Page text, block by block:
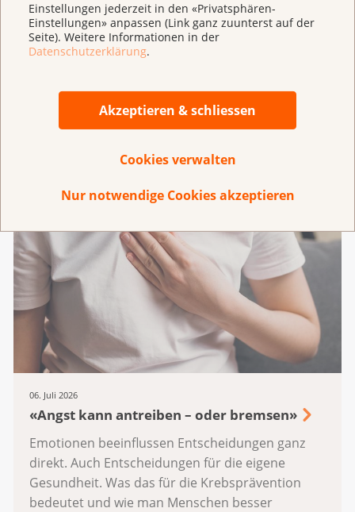
Einstellungen jederzeit in den «Privatsphären-
Einstellungen» anpassen (Link ganz zuunterst auf der
Seite). Weitere Informationen in der
Datenschutzerklärung.
Akzeptieren & schliessen
Cookies verwalten
Nur notwendige Cookies akzeptieren
Wechselbad der Gefühle: Wut, Kampfgeist und
heute einfach nur Dankbarkeit.
Leben und Krebs Meine Geschichte
06. Juli 2026
«Angst kann antreiben – oder bremsen»
Emotionen beeinflussen Entscheidungen ganz
direkt. Auch Entscheidungen für die eigene
Gesundheit. Was das für die Krebsprävention
bedeutet und wie man Menschen besser